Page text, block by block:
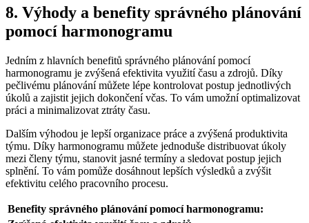
8. Výhody a benefity správného plánování
pomocí harmonogramu
Jedním z hlavních benefitů správného plánování pomocí
harmonogramu je zvýšená efektivita využití času a zdrojů. Díky
pečlivému plánování můžete lépe kontrolovat postup jednotlivých
úkolů a zajistit jejich dokončení včas. To vám umožní optimalizovat
práci a minimalizovat ztráty času.
Dalším výhodou je lepší organizace práce a zvýšená produktivita
týmu. Díky harmonogramu můžete jednoduše distribuovat úkoly
mezi členy týmu, stanovit jasné termíny a sledovat postup jejich
splnění. To vám pomůže dosáhnout lepších výsledků a zvýšit
efektivitu celého pracovního procesu.
Benefity správného plánování pomocí harmonogramu: